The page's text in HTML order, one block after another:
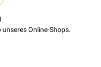
Online-Shops.
einfach überall und
du den Aufnäher,